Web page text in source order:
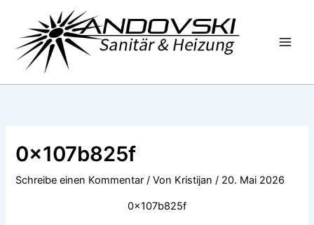
springen
0x107b825f
Schreibe einen Kommentar / Von Kristijan/ 20. Mai 2026
0x107b825f